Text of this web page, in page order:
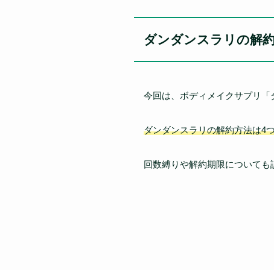
ダンダンスラリの解
今回は、ボディメイクサプリ「
ダンダンスラリの解約方法は4
回数縛りや解約期限についても